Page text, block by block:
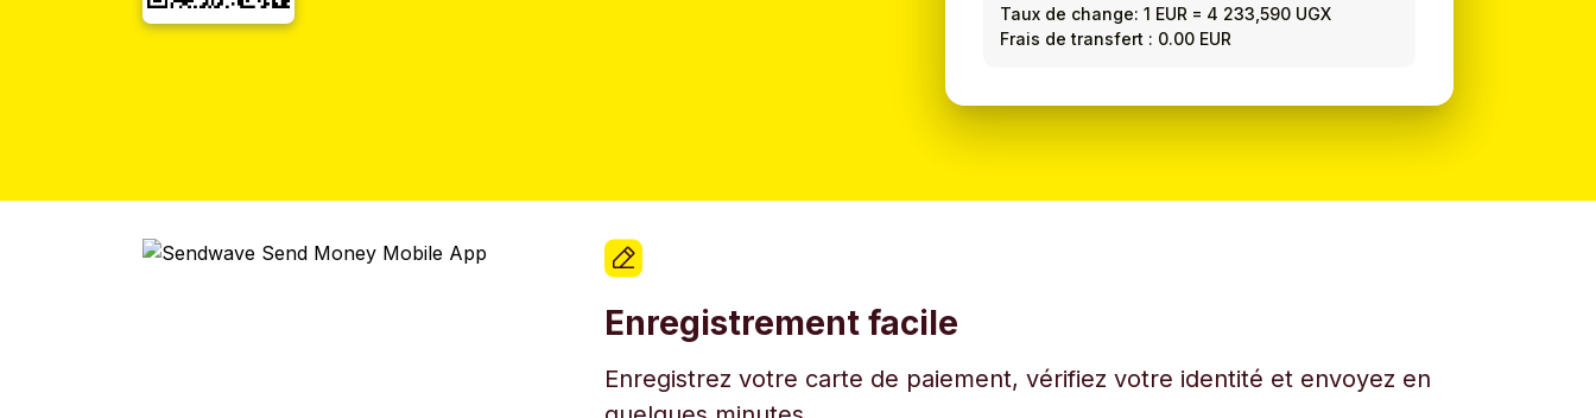
Taux de change: 1 EUR = 4 233,590 UGX
Frais de transfert : 0.00 EUR
Enregistrement facile
Enregistrez votre carte de paiement, vérifiez votre identité et envoyez en